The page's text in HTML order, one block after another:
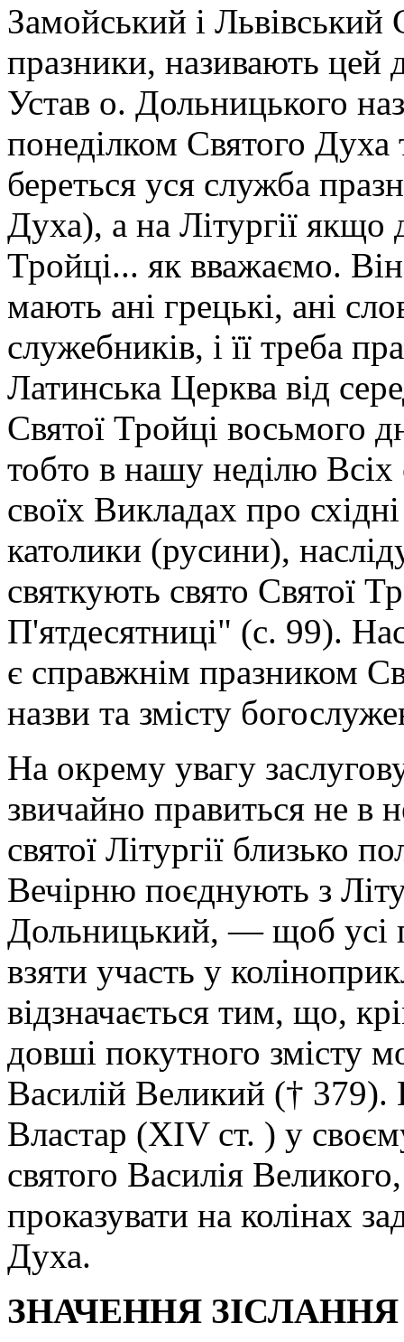
Замойський і
празники, називають цей
Устав о. Дольницького
понеділком Святого
береться уся служба
Духа), а на Літургії якщо
Тройці... як вважаємо.
мають ані грецькі, ані
служебників, і її треба
Латинська Церква від
Святої Тройці восьмого
тобто в нашу неділю
своїх Викладах про
католики (русини),
святкують свято Святої
П'ятдесятниці" (с. 99).
є справжнім празником
назви та змісту
На окрему увагу
звичайно правиться не в
святої Літургії близько
Вечірню поєднують з
Дольницький, — щоб усі
взяти участь у
відзначається тим, що,
довші покутного змісту
Василій Великий († 379).
Властар (XIV ст. ) у
святого Василія
проказувати на колінах
Духа.
ЗНАЧЕННЯ